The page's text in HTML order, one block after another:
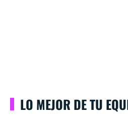
LO MEJOR DE TU